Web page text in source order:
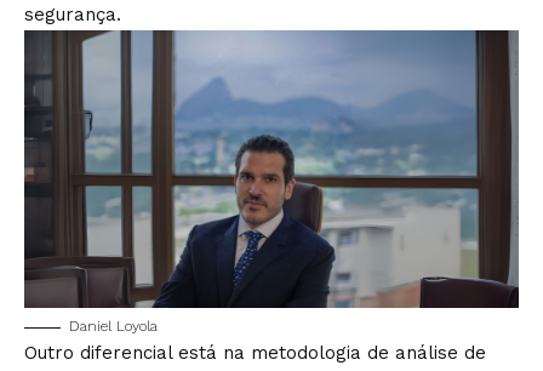
segurança.
Daniel Loyola
Outro diferencial está na metodologia de análise de